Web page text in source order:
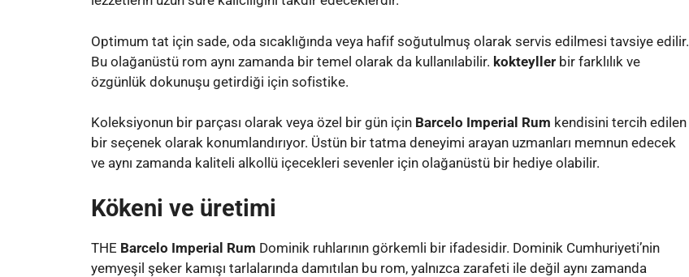
Optimum tat için sade, oda sıcaklığında veya hafif soğutulmuş olarak servis edilmesi tavsiye edilir.
Bu olağanüstü rom aynı zamanda bir temel olarak da kullanılabilir. kokteyller bir farklılık ve
özgünlük dokunuşu getirdiği için sofistike.
Koleksiyonun bir parçası olarak veya özel bir gün için Barcelo Imperial Rum kendisini tercih edilen
bir seçenek olarak konumlandırıyor. Üstün bir tatma deneyimi arayan uzmanları memnun edecek
ve aynı zamanda kaliteli alkollü içecekleri sevenler için olağanüstü bir hediye olabilir.
Kökeni ve üretimi
THE Barcelo Imperial Rum Dominik ruhlarının görkemli bir ifadesidir. Dominik Cumhuriyeti’nin
yemyeşil şeker kamışı tarlalarında damıtılan bu rom, yalnızca zarafeti ile değil aynı zamanda